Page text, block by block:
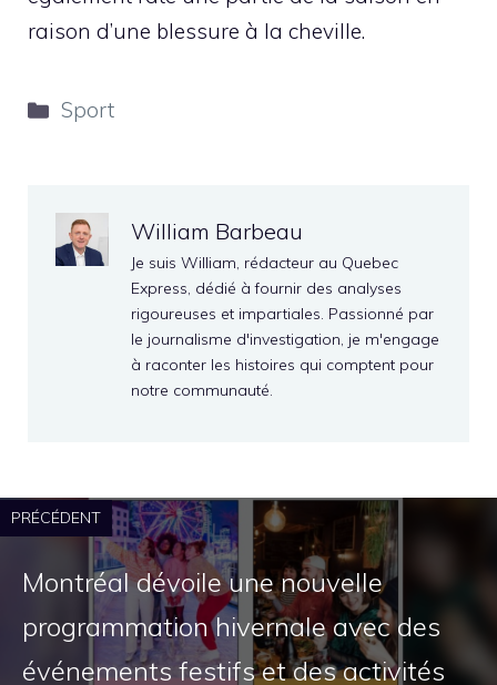
raison d’une blessure à la cheville.
Catégories
Sport
William Barbeau
Je suis William, rédacteur au Quebec
Express, dédié à fournir des analyses
rigoureuses et impartiales. Passionné par
le journalisme d'investigation, je m'engage
à raconter les histoires qui comptent pour
notre communauté.
PRÉCÉDENT
Montréal dévoile une nouvelle
programmation hivernale avec des
événements festifs et des activités